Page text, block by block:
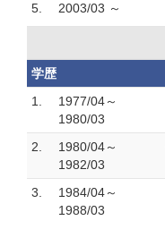
5. 2003/03 ～
学歴
1.
1977/04～
1980/03
2.
1980/04～
1982/03
3.
1984/04～
1988/03